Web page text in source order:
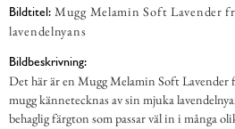
Bildtitel: Mugg Melamin Soft Lavender
lavendelnyans
Bildbeskrivning:
Det här är en Mugg Melamin Soft
mugg kännetecknas av sin mjuka
behaglig färgton som passar väl in i många